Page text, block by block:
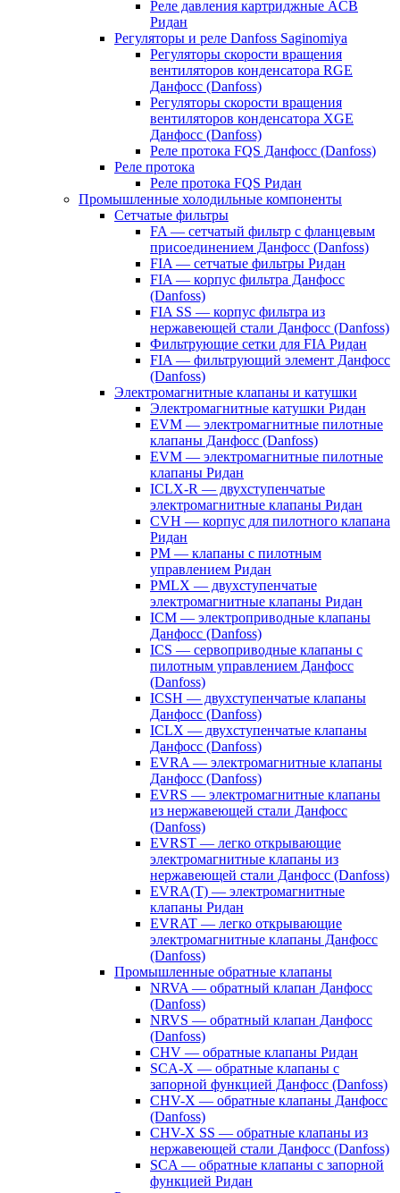
Реле давления картриджные ACB
Ридан
Регуляторы и реле Danfoss Saginomiya
Регуляторы скорости вращения
вентиляторов конденсатора RGE
Данфосс (Danfoss)
Регуляторы скорости вращения
вентиляторов конденсатора XGE
Данфосс (Danfoss)
Реле протока FQS Данфосс (Danfoss)
Реле протока
Реле протока FQS Ридан
Промышленные холодильные компоненты
Сетчатые фильтры
FA — сетчатый фильтр с фланцевым
присоединением Данфосс (Danfoss)
FIA — сетчатые фильтры Ридан
FIA — корпус фильтра Данфосс
(Danfoss)
FIA SS — корпус фильтра из
нержавеющей стали Данфосс (Danfoss)
Фильтрующие сетки для FIA Ридан
FIA — фильтрующий элемент Данфосс
(Danfoss)
Электромагнитные клапаны и катушки
Электромагнитные катушки Ридан
EVM — электромагнитные пилотные
клапаны Данфосс (Danfoss)
EVM — электромагнитные пилотные
клапаны Ридан
ICLX-R — двухступенчатые
электромагнитные клапаны Ридан
CVH — корпус для пилотного клапана
Ридан
PM — клапаны с пилотным
управлением Ридан
PMLX — двухступенчатые
электромагнитные клапаны Ридан
ICM — электроприводные клапаны
Данфосс (Danfoss)
ICS — сервоприводные клапаны с
пилотным управлением Данфосс
(Danfoss)
ICSH — двухступенчатые клапаны
Данфосс (Danfoss)
ICLX — двухступенчатые клапаны
Данфосс (Danfoss)
EVRA — электромагнитные клапаны
Данфосс (Danfoss)
EVRS — электромагнитные клапаны
из нержавеющей стали Данфосс
(Danfoss)
EVRST — легко открывающие
электромагнитные клапаны из
нержавеющей стали Данфосс (Danfoss)
EVRA(T) — электромагнитные
клапаны Ридан
EVRAT — легко открывающие
электромагнитные клапаны Данфосс
(Danfoss)
Промышленные обратные клапаны
NRVA — обратный клапан Данфосс
(Danfoss)
NRVS — обратный клапан Данфосс
(Danfoss)
CHV — обратные клапаны Ридан
SCA-X — обратные клапаны с
запорной функцией Данфосс (Danfoss)
CHV-X — обратные клапаны Данфосс
(Danfoss)
CHV-X SS — обратные клапаны из
нержавеющей стали Данфосс (Danfoss)
SCA — обратные клапаны с запорной
функцией Ридан